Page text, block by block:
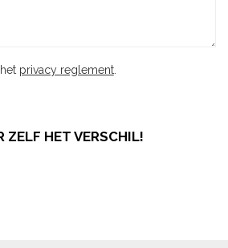
privacy reglement.
ZELF HET VERSCHIL!